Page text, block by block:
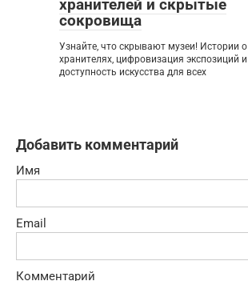
хранителей и скрытые
сокровища
Узнайте, что скрывают музеи! Истории о
хранителях, цифровизация экспозиций и
доступность искусства для всех
Добавить комментарий
Имя
Email
Комментарий